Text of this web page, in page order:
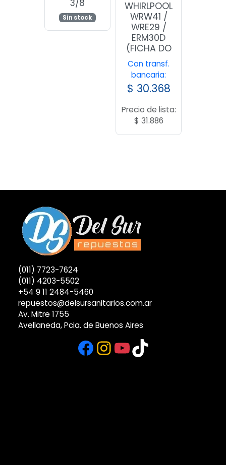
3/8
Sin stock
WHIRLPOOL
WRW41 /
WRE29 /
ERM30D
(FICHA DO
Con transf.
bancaria:
$ 30.368
Precio de lista:
$ 31.886
(011) 7723-7624
(011) 4203-5502
+54 9 11 2484-5460
repuestos@delsursanitarios.com.ar
Av. Mitre 1755
Avellaneda, Pcia. de Buenos Aires
Facebook
Instagram
YouTube
TikTok